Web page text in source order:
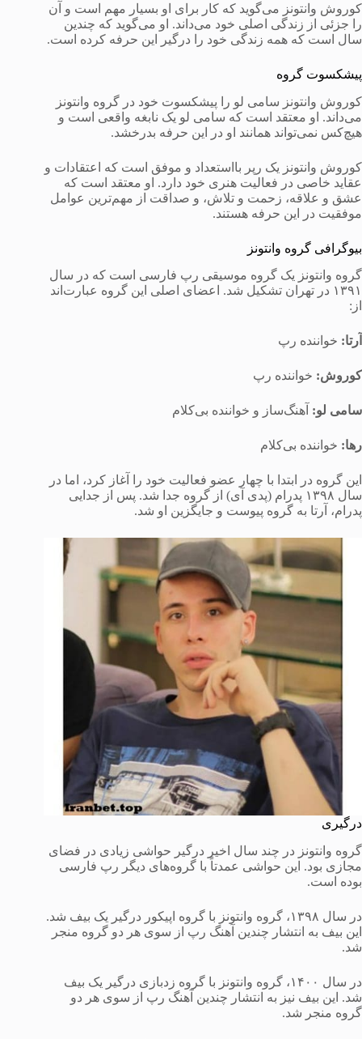
کوروش وانتونز می‌گوید که کار برای او بسیار مهم است و آن
را جزئی از زندگی اصلی خود می‌داند. او می‌گوید که چندین
سال است که همه زندگی خود را درگیر این حرفه کرده است.
پیشکسوت گروه
کوروش وانتونز سامی لو را پیشکسوت خود در گروه وانتونز
می‌داند. او معتقد است که سامی لو یک نابغه واقعی است و
هیچ‌کس نمی‌تواند همانند او در این حرفه بدرخشد.
کوروش وانتونز یک رپر بااستعداد و موفق است که اعتقادات و
عقاید خاصی در فعالیت هنری خود دارد. او معتقد است که
عشق و علاقه، زحمت و تلاش، و صداقت از مهم‌ترین عوامل
موفقیت در این حرفه هستند.
بیوگرافی گروه وانتونز
گروه وانتونز یک گروه موسیقی رپ فارسی است که در سال
۱۳۹۱ در تهران تشکیل شد. اعضای اصلی این گروه عبارت‌اند
از:
آرتا: خواننده رپ
کوروش: خواننده رپ
سامی لو: آهنگ‌ساز و خواننده بی‌کلام
رها: خواننده بی‌کلام
این گروه در ابتدا با چهار عضو فعالیت خود را آغاز کرد، اما در
سال ۱۳۹۸ پدرام (پدی آی) از گروه جدا شد. پس از جدایی
پدرام، آرتا به گروه پیوست و جایگزین او شد.
درگیری
گروه وانتونز در چند سال اخیر درگیر حواشی زیادی در فضای
مجازی بود. این حواشی عمدتاً با گروه‌های دیگر رپ فارسی
بوده است.
در سال ۱۳۹۸، گروه وانتونز با گروه اپیکور درگیر یک بیف شد.
این بیف به انتشار چندین آهنگ رپ از سوی هر دو گروه منجر
شد.
در سال ۱۴۰۰، گروه وانتونز با گروه زدبازی درگیر یک بیف
شد. این بیف نیز به انتشار چندین آهنگ رپ از سوی هر دو
گروه منجر شد.